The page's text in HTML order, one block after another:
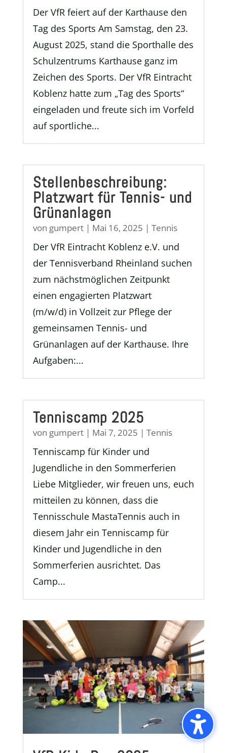
Der VfR feiert auf der Karthause den
Tag des Sports Am Samstag, den 23.
August 2025, stand die Sporthalle des
Schulzentrums Karthause ganz im
Zeichen des Sports. Der VfR Eintracht
Koblenz hatte zum „Tag des Sports“
eingeladen und freute sich im Vorfeld
auf sportliche...
Stellenbeschreibung:
Platzwart für Tennis- und
Grünanlagen
von gumpert| Mai 16, 2025 | Tennis
Der VfR Eintracht Koblenz e.V. und
der Tennisverband Rheinland suchen
zum nächstmöglichen Zeitpunkt
einen engagierten Platzwart
(m/w/d) in Vollzeit zur Pflege der
gemeinsamen Tennis- und
Grünanlagen auf der Karthause. Ihre
Aufgaben:...
Tenniscamp 2025
von gumpert| Mai 7, 2025 | Tennis
Tenniscamp für Kinder und
Jugendliche in den Sommerferien
Liebe Mitglieder, wir freuen uns, euch
mitteilen zu können, dass die
Tennisschule MastaTennis auch in
diesem Jahr ein Tenniscamp für
Kinder und Jugendliche in den
Sommerferien ausrichtet. Das
Camp...